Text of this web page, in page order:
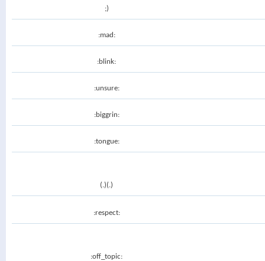
;)
:mad:
:blink:
:unsure:
:biggrin:
:tongue:
(.)(.)
:respect:
:off_topic: